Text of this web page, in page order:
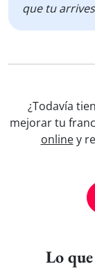
que tu
¿Todavía
mejorar tu
onliney
Lo